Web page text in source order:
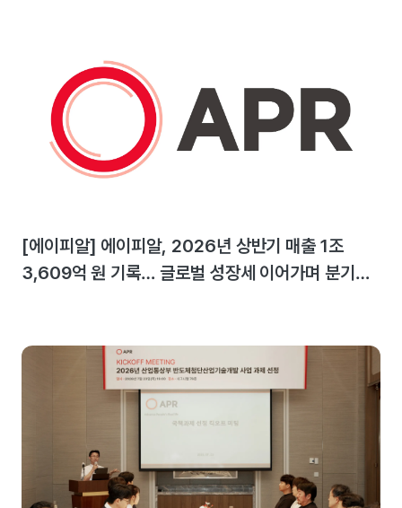
[에이피알] 에이피알, 2026년 상반기 매출 1조
3,609억 원 기록… 글로벌 성장세 이어가며 분기